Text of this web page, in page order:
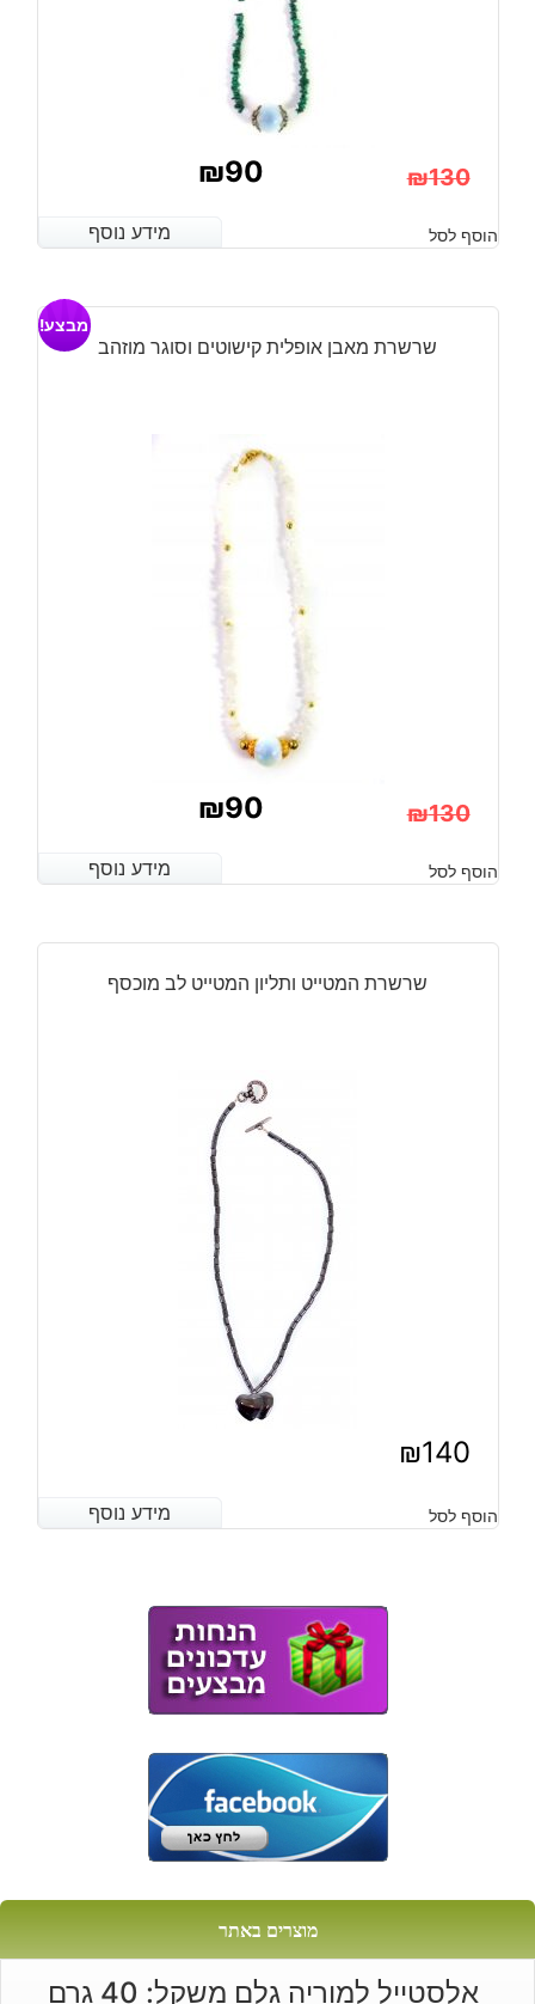
₪130
המקורי
היה:
₪130.
₪90
הנוכחי
הוא:
₪90.
מידע נוסף הוסף לסל מידע נוסף
שרשרת מאבן אופלית קישוטים וסוגר מוזהב
מבצע!
₪130
המקורי
היה:
₪130.
₪90
הנוכחי
הוא:
₪90.
מידע נוסף הוסף לסל מידע נוסף
שרשרת המטייט ותליון המטייט לב מוכסף
₪140
מידע נוסף הוסף לסל מידע נוסף
מוצרים באתר
אלסטייל למוריה גלם משקל: 40 גרם